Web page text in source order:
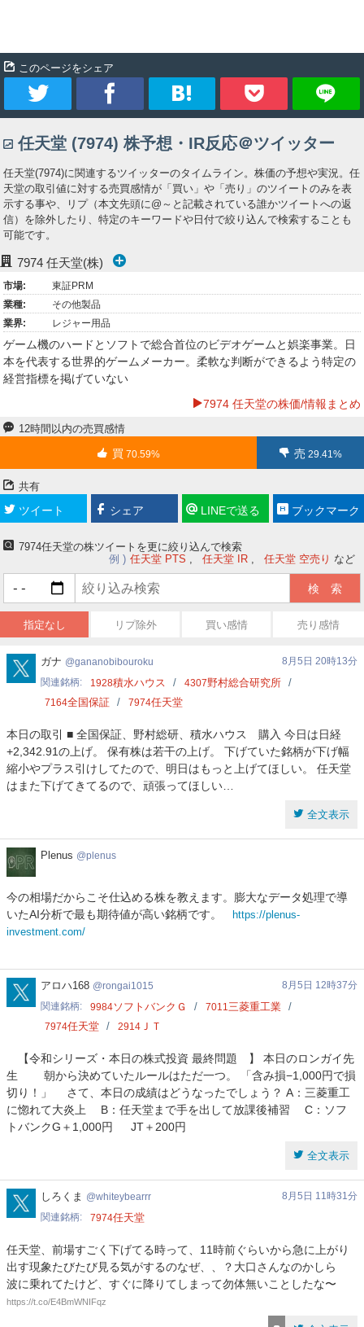
このページをシェア
イ
ー
ト
ェ
ア
ッ
ク
マ
ク
任天堂 (7974) 株予想・IR反応＠ツイッター
任天堂(7974)に関連するツイッターのタイムライン。株価の予想や実況。任
天堂の取引値に対する売買感情が「買い」や「売り」のツイートのみを表
示する事や、リプ（本文先頭に@～と記載されている誰かツイートへの返
信）を除外したり、特定のキーワードや日付で絞り込んで検索することも
可能です。
7974 任天堂(株)
市場:
東証PRM
業種:
その他製品
業界:
レジャー用品
ゲーム機のハードとソフトで総合首位のビデオゲームと娯楽事業。日
本を代表する世界的ゲームメーカー。柔軟な判断ができるよう特定の
経営指標を掲げていない
7974 任天堂の株価/情報まとめ
12時間以内の売買感情
買 70.59% 売 29.41%
共有
ツイート シェア LINEで送る ブックマーク
7974任天堂の株ツイートを更に絞り込んで検索
例
任天堂 PTS 任天堂 IR 任天堂 空売り など
指定なし リプ除外 買い感情 売り感情
gananobibouroku
ガナ gananobibouroku
8月5日 20時13分
関連銘柄
1928積水ハウス 4307野村総合研究所
7164全国保証 7974任天堂
本日の取引 ■ 全国保証、野村総研、積水ハウス 購入 今日は日経
+2,342.91の上げ。 保有株は若干の上げ。 下げていた銘柄が下げ幅
縮小やプラス引けしてたので、明日はもっと上げてほしい。 任天堂
はまた下げてきてるので、頑張ってほしい…
全文表示
Plenus
Plenus plenus
今の相場だからこそ仕込める株を教えます。膨大なデータ処理で導
いたAI分析で最も期待値が高い銘柄です。
https://plenus-
investment.com/
rongai1015
アロハ168 rongai1015
8月5日 12時37分
関連銘柄
9984ソフトバンクＧ 7011三菱重工業
7974任天堂 2914 ＪＴ
【令和シリーズ・本日の株式投資 最終問題 】 本日のロンガイ先
生 ‍ 朝から決めていたルールはただ一つ。 「含み損−1,000円で損
切り！」 さて、本日の成績はどうなったでしょう？ A：三菱重工
に惚れて大炎上 B：任天堂まで手を出して放課後補習 C：ソフ
トバンクG＋1,000円 JT＋200円
全文表示
whiteybearrr
しろくま whiteybearrr
8月5日 11時31分
関連銘柄
7974任天堂
任天堂、前場すごく下げてる時って、11時前ぐらいから急に上がり
出す現象たびたび見る気がするのなぜ、、？大口さんなのかしら
波に乗れてたけど、すぐに降りてしまって勿体無いことしたな〜
https://t.co/E4BmWNIFqz